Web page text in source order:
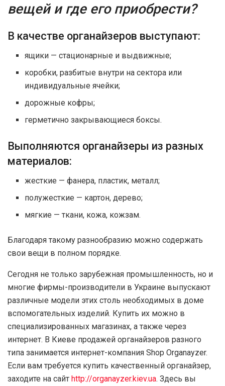
вещей и где его приобрести?
В качестве органайзеров выступают:
ящики — стационарные и выдвижные;
коробки, разбитые внутри на сектора или
индивидуальные ячейки;
дорожные кофры;
герметично закрывающиеся боксы.
Выполняются органайзеры из разных
материалов:
жесткие — фанера, пластик, металл;
полужесткие — картон, дерево;
мягкие — ткани, кожа, кожзам.
Благодаря такому разнообразию можно содержать
свои вещи в полном порядке.
Сегодня не только зарубежная промышленность, но и
многие фирмы-производители в Украине выпускают
различные модели этих столь необходимых в доме
вспомогательных изделий. Купить их можно в
специализированных магазинах, а также через
интернет. В Киеве продажей органайзеров разного
типа занимается интернет-компания Shop Organayzer.
Если вам требуется купить качественный органайзер,
заходите на сайт http://organayzer.kiev.ua. Здесь вы